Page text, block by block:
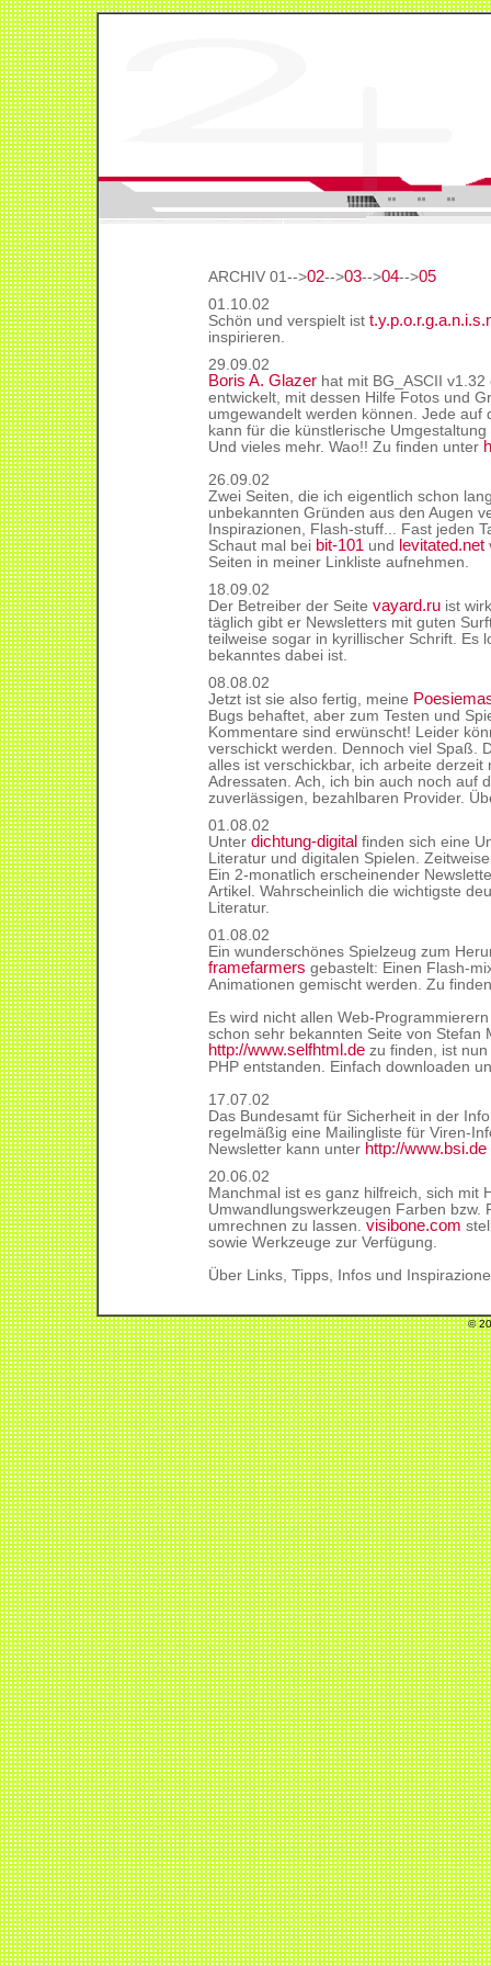
ARCHIV 01-->02-->03-->04-->05
01.10.02
Schön und verspielt ist
inspirieren.
29.09.02
Boris A. Glazerhat mit BG_ASCII v1.32
entwickelt, mit dessen Hilfe Fotos und
umgewandelt werden können. Jede auf
kann für die künstlerische
Und vieles mehr. Wao!! Zu finden unter
26.09.02
Zwei Seiten, die ich eigentlich schon
unbekannten Gründen aus den Augen
Inspirazionen, Flash-stuff... Fast jeden
Schaut mal bei bit-101und levitated.net
Seiten in meiner Linkliste aufnehmen.
18.09.02
Der Betreiber der Seite vayard.ruist
täglich gibt er Newsletters mit guten
teilweise sogar in kyrillischer Schrift. Es
bekanntes dabei ist.
08.08.02
Jetzt ist sie also fertig, meine
Bugs behaftet, aber zum Testen und
Kommentare sind erwünscht! Leider
verschickt werden. Dennoch viel Spaß.
alles ist verschickbar, ich arbeite derzeit
Adressaten. Ach, ich bin auch noch auf
zuverlässigen, bezahlbaren Provider.
01.08.02
Unter dichtung-digital finden sich eine
Literatur und digitalen Spielen.
Ein 2-monatlich erscheinender
Artikel. Wahrscheinlich die wichtigste
Literatur.
01.08.02
Ein wunderschönes Spielzeug zum
framefarmers gebastelt: Einen Flash-
Animationen gemischt werden. Zu
Es wird nicht allen Web-
schon sehr bekannten Seite von Stefan
http://www.selfhtml.dezu finden, ist nun
PHP entstanden. Einfach downloaden
17.07.02
Das Bundesamt für Sicherheit in der
regelmäßig eine Mailingliste für Viren-
Newsletter kann unter http://www.bsi.de
20.06.02
Manchmal ist es ganz hilfreich, sich mit
Umwandlungswerkzeugen Farben bzw.
umrechnen zu lassen. visibone.com
sowie Werkzeuge zur Verfügung.
Über Links, Tipps, Infos und
©